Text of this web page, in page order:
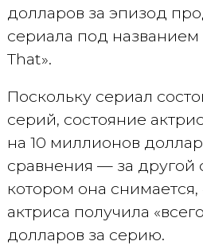
долларов за эпизод
сериала под названием
That».
Поскольку сериал
серий, состояние
на 10 миллионов
сравнения — за другой
котором она снимается,
актриса получила
долларов за серию.